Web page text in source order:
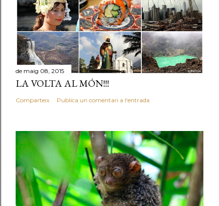
de maig 08, 2015
LA VOLTA AL MÓN!!!
Comparteix Publica un comentari a l'entrada